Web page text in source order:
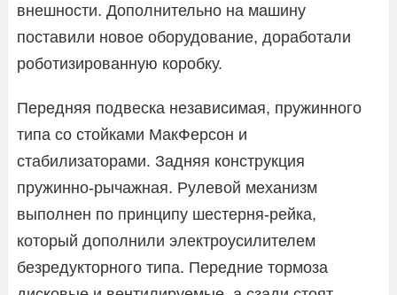
внешности. Дополнительно на машину
поставили новое оборудование, доработали
роботизированную коробку.
Передняя подвеска независимая, пружинного
типа со стойками МакФерсон и
стабилизаторами. Задняя конструкция
пружинно-рычажная. Рулевой механизм
выполнен по принципу шестерня-рейка,
который дополнили электроусилителем
безредукторного типа. Передние тормоза